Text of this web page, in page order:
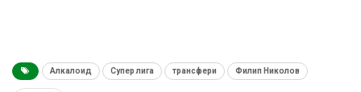
Алкалоид Супер лига трансфери Филип Николов